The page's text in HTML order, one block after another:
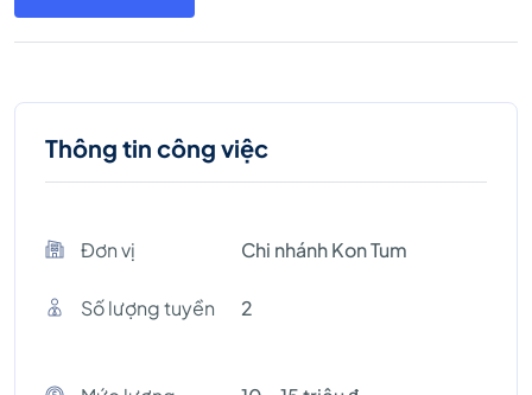
Thông tin công việc
Đơn vị Chi nhánh Kon Tum
Số lượng tuyền 2